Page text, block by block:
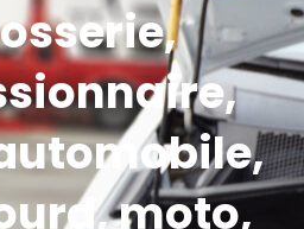
moto,